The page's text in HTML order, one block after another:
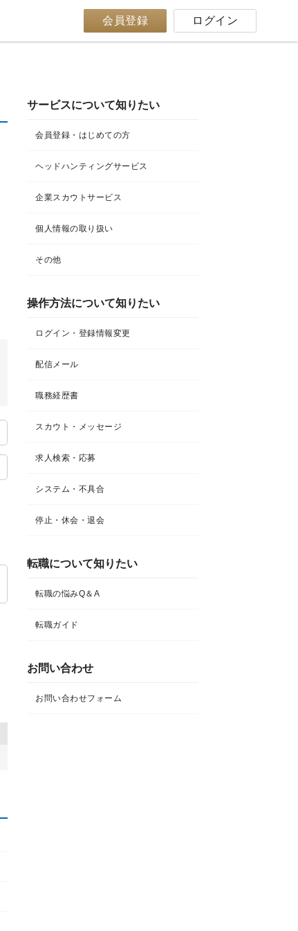
会員登録 ログイン
サービスについて知りたい
会員登録・はじめての方
ヘッドハンティングサービス
企業スカウトサービス
個人情報の取り扱い
その他
操作方法について知りたい
ログイン・登録情報変更
配信メール
職務経歴書
スカウト・メッセージ
求人検索・応募
システム・不具合
停止・休会・退会
転職について知りたい​
転職の悩みQ＆A​
転職ガイド
お問い合わせ
お問い合わせフォーム